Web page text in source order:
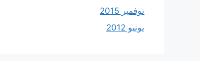
نوفمبر 2015
يونيو 2012